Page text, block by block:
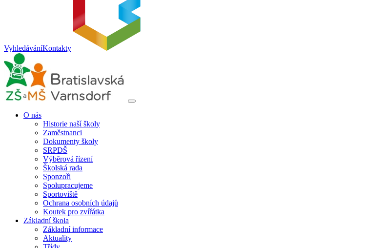
VyhledáváníKontakty
O nás
Historie naší školy
Zaměstnanci
Dokumenty školy
SRPDŠ
Výběrová řízení
Školská rada
Sponzoři
Spolupracujeme
Sportoviště
Ochrana osobních údajů
Koutek pro zvířátka
Základní škola
Základní informace
Aktuality